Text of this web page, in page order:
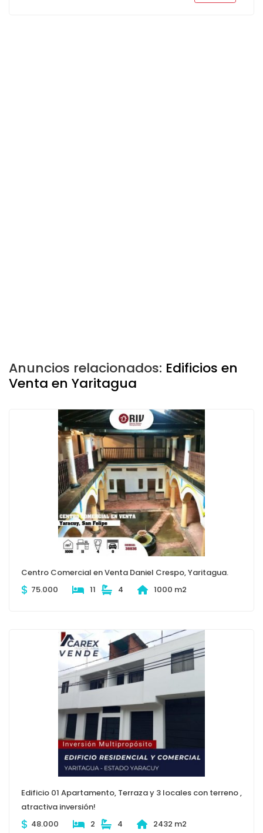
Anuncios relacionados: Edificios en
Venta en Yaritagua
Centro Comercial en Venta Daniel Crespo, Yaritagua.
$ 75.000 11 4 1000 m2
Edificio 01 Apartamento, Terraza y 3 locales con terreno ,
atractiva inversión!
$ 48.000 2 4 2432 m2